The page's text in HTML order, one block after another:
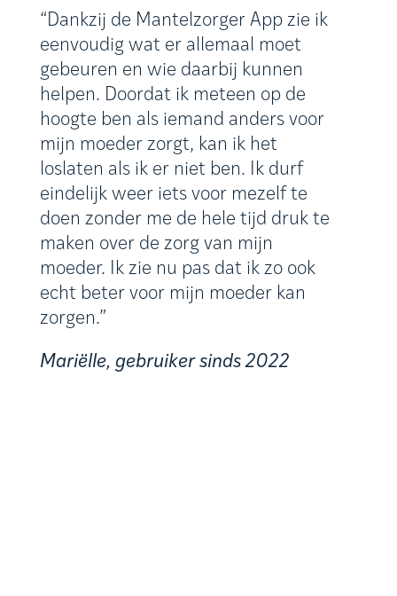
“Dankzij de Mantelzorger App zie ik
eenvoudig wat er allemaal moet
gebeuren en wie daarbij kunnen
helpen. Doordat ik meteen op de
hoogte ben als iemand anders voor
mijn moeder zorgt, kan ik het
loslaten als ik er niet ben. Ik durf
eindelijk weer iets voor mezelf te
doen zonder me de hele tijd druk te
maken over de zorg van mijn
moeder. Ik zie nu pas dat ik zo ook
echt beter voor mijn moeder kan
zorgen.”
Mariëlle, gebruiker sinds 2022